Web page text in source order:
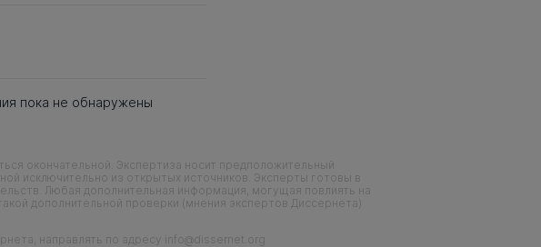
пока не обнаружены
окончательной. Экспертиза носит предположительный
исключительно из открытых источников. Эксперты готовы в
Любая дополнительная информация, могущая повлиять на
дополнительной проверки (мнения экспертов Диссернета)
направлять по адресу info@dissernet.org